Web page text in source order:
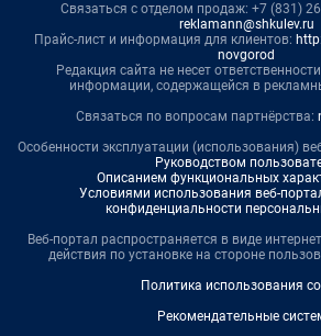
Связаться с отделом продаж: +7 (831)
reklamann@shkulev.ru
Прайс-лист и информация для клиентов:
novgorod
Редакция сайта не несет
информации, содержащейся в
Связаться по вопросам партнёрства:
Особенности эксплуатации (использования)
Руководством
Описанием функциональных
Условиями использования веб-
конфиденциальности
Веб-портал распространяется в виде
действия по установке на стороне
Политика использования
Рекомендательные